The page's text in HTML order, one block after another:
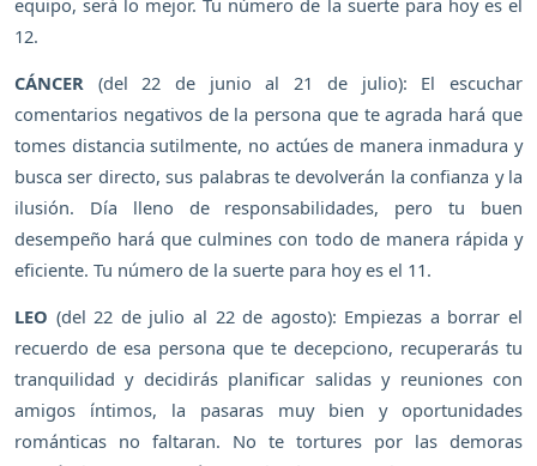
equipo, será lo mejor. Tu número de la suerte para hoy es el
12.
CÁNCER (del 22 de junio al 21 de julio): El escuchar
comentarios negativos de la persona que te agrada hará que
tomes distancia sutilmente, no actúes de manera inmadura y
busca ser directo, sus palabras te devolverán la confianza y la
ilusión. Día lleno de responsabilidades, pero tu buen
desempeño hará que culmines con todo de manera rápida y
eficiente. Tu número de la suerte para hoy es el 11.
LEO (del 22 de julio al 22 de agosto): Empiezas a borrar el
recuerdo de esa persona que te decepciono, recuperarás tu
tranquilidad y decidirás planificar salidas y reuniones con
amigos íntimos, la pasaras muy bien y oportunidades
románticas no faltaran. No te tortures por las demoras